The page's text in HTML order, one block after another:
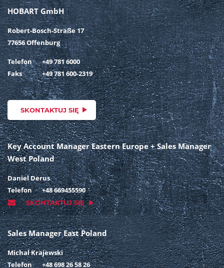
HOBART GmbH
Robert-Bosch-Straße 17
77656 Offenburg
Telefon
+49 781 6000
Faks
+49 781 600-2319
SKONTAKTUJ SIĘ
Key Account Manager Eastern Europe + Sales Manager
West Poland
Daniel Derus
Telefon
+48 669455590
SKONTAKTUJ SIĘ
Sales Manager East Poland
Michal Krajewski
Telefon
+48 698 26 58 26